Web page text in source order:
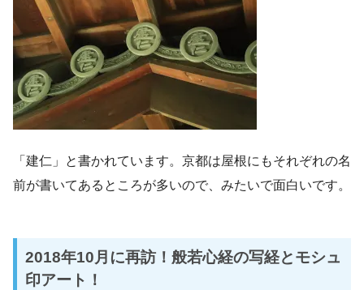
「建仁」と書かれています。京都は屋根にもそれぞれの名
前が書いてあるところが多いので、みたいで面白いです。
2018年10月に再訪！般若心経の写経とモシュ
印アート！